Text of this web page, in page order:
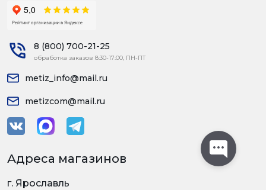
8 (800) 700-21-25
обработка заказов 8:30-17:00, ПН-ПТ
metiz_info@mail.ru
metizcom@mail.ru
Адреса магазинов
г. Ярославль